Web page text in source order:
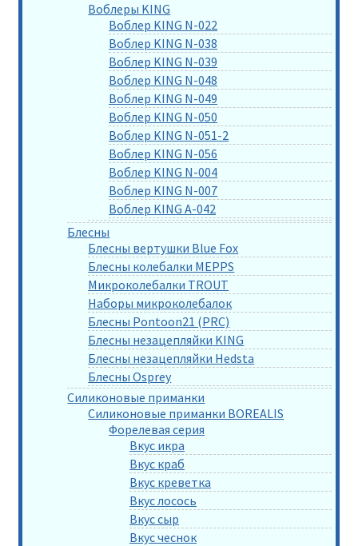
Воблеры KING
Воблер KING N-022
Воблер KING N-038
Воблер KING N-039
Воблер KING N-048
Воблер KING N-049
Воблер KING N-050
Воблер KING N-051-2
Воблер KING N-056
Воблер KING N-004
Воблер KING N-007
Воблер KING A-042
Блесны
Блесны вертушки Blue Fox
Блесны колебалки MEPPS
Микроколебалки TROUT
Наборы микроколебалок
Блесны Pontoon21 (PRC)
Блесны незацепляйки KING
Блесны незацепляйки Hedsta
Блесны Osprey
Силиконовые приманки
Силиконовые приманки BOREALIS
Форелевая серия
Вкус икра
Вкус краб
Вкус креветка
Вкус лосось
Вкус сыр
Вкус чеснок